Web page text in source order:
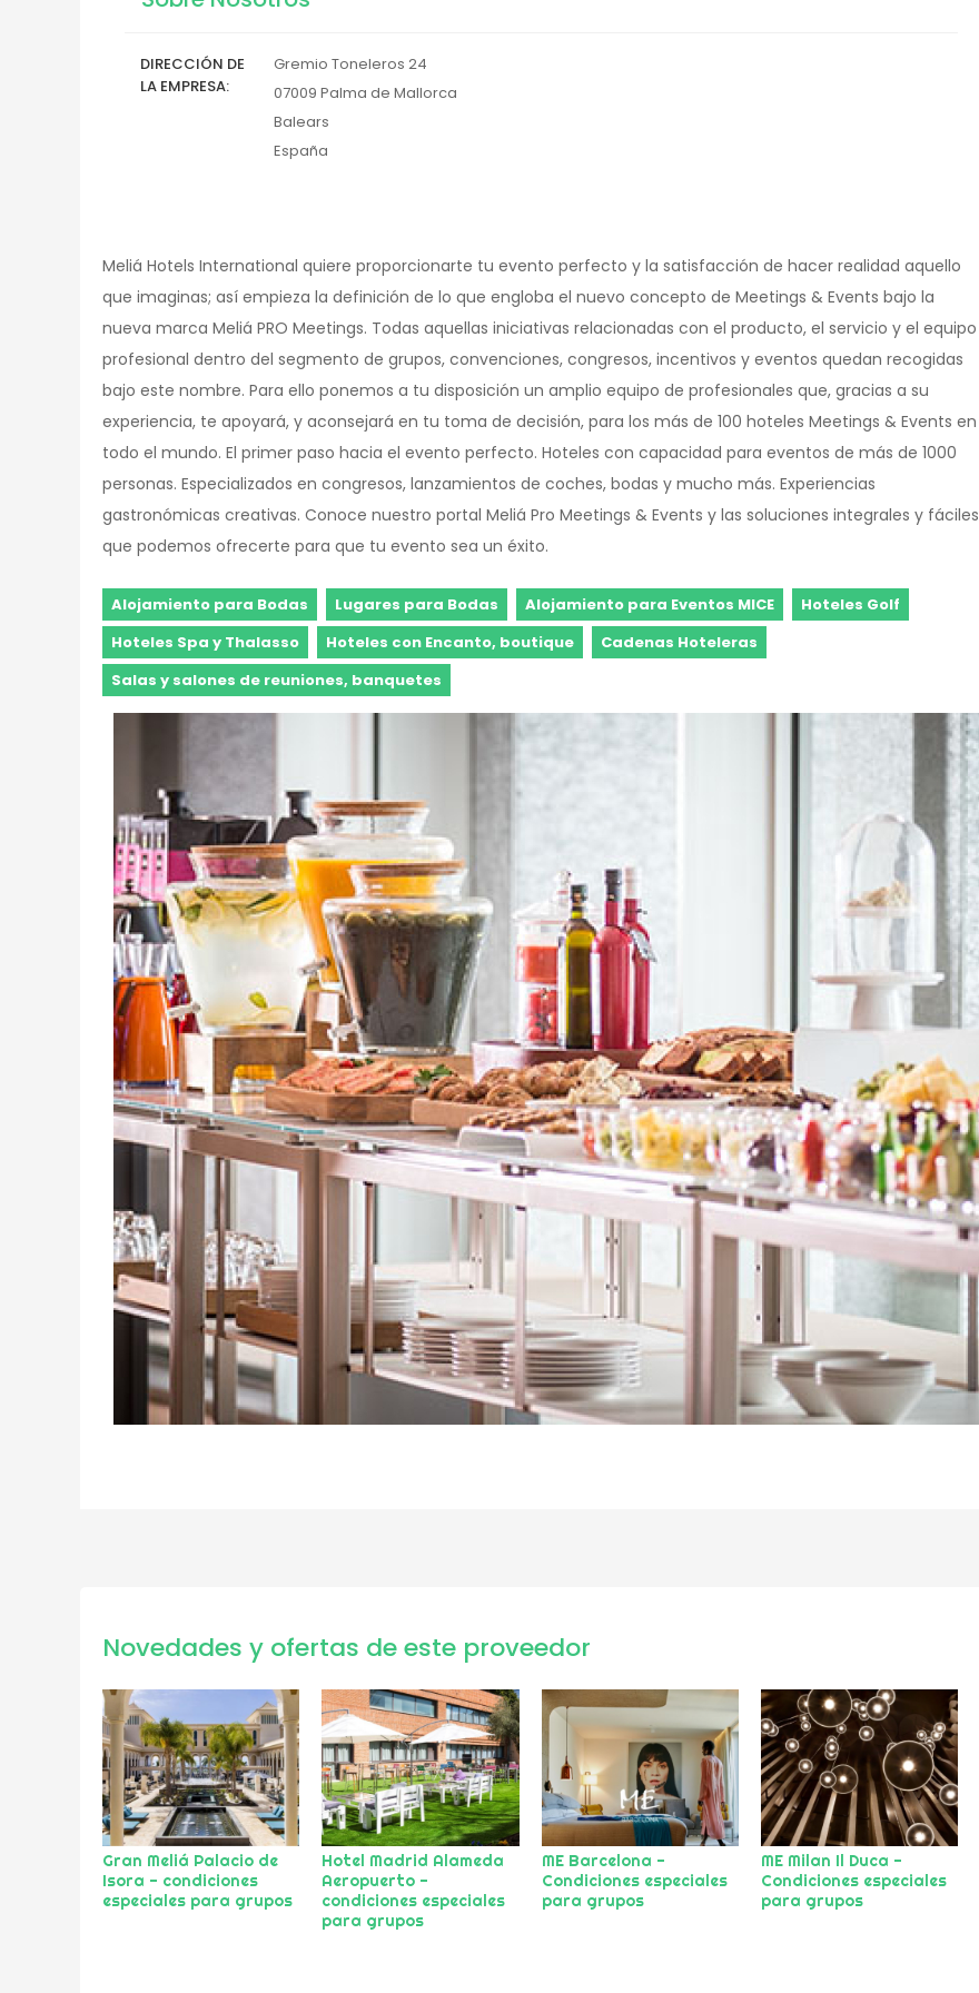
DIRECCIÓN DE
LA EMPRESA
Gremio Toneleros 24
07009 Palma de Mallorca
Balears
España
Meliá Hotels International quiere proporcionarte tu evento perfecto y la satisfacción de hacer realidad aquello
que imaginas; así empieza la definición de lo que engloba el nuevo concepto de Meetings & Events bajo la
nueva marca Meliá PRO Meetings. Todas aquellas iniciativas relacionadas con el producto, el servicio y el equipo
profesional dentro del segmento de grupos, convenciones, congresos, incentivos y eventos quedan recogidas
bajo este nombre. Para ello ponemos a tu disposición un amplio equipo de profesionales que, gracias a su
experiencia, te apoyará, y aconsejará en tu toma de decisión, para los más de 100 hoteles Meetings & Events en
todo el mundo. El primer paso hacia el evento perfecto. Hoteles con capacidad para eventos de más de 1000
personas. Especializados en congresos, lanzamientos de coches, bodas y mucho más. Experiencias
gastronómicas creativas. Conoce nuestro portal Meliá Pro Meetings & Events y las soluciones integrales y fáciles
que podemos ofrecerte para que tu evento sea un éxito.
Alojamiento para Bodas Lugares para Bodas Alojamiento para Eventos MICE
Hoteles Golf
Hoteles Spa y Thalasso
Hoteles con Encanto, boutique
Cadenas Hoteleras
Salas y salones de reuniones, banquetes
Novedades y ofertas de este proveedor
Gran Meliá Palacio de
Isora - condiciones
especiales para grupos
Hotel Madrid Alameda
Aeropuerto -
condiciones especiales
para grupos
ME Barcelona -
Condiciones especiales
para grupos
ME Milan Il Duca -
Condiciones especiales
para grupos